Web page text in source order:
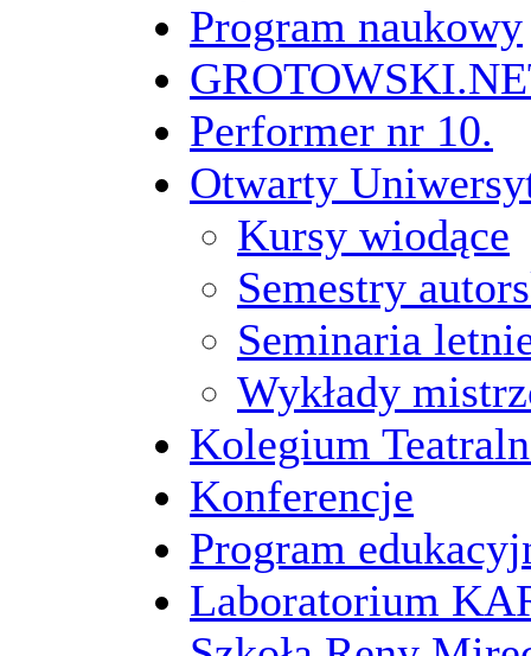
Program naukowy
Performer nr 10.
Otwarty
Kursy wiodące
Semestry
Seminaria
Wykłady
Kolegium
Konferencje
Program
Laboratorium